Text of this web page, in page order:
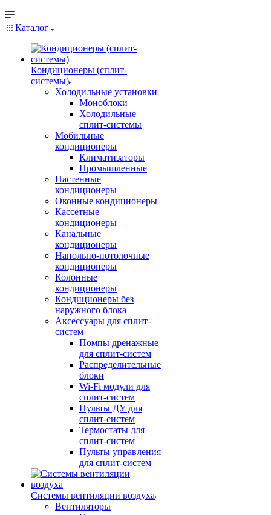
Каталог
Кондиционеры (сплит-
системы)
Холодильные установки
Моноблоки
Холодильные
сплит-системы
Мобильные
кондиционеры
Климатизаторы
Промышленные
Настенные
кондиционеры
Оконные кондиционеры
Кассетные
кондиционеры
Канальные
кондиционеры
Напольно-потолочные
кондиционеры
Колонные
кондиционеры
Кондиционеры без
наружного блока
Аксессуары для сплит-
систем
Помпы дренажные
для сплит-систем
Распределительные
блоки
Wi-Fi модули для
сплит-систем
Пульты ДУ для
сплит-систем
Термостаты для
сплит-систем
Пульты управления
для сплит-систем
Системы вентиляции воздуха
Вентиляторы